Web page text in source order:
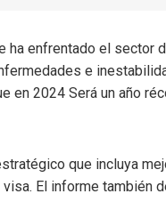
enfrentado el sector
e
2024 Será un año
que incluya
El informe también